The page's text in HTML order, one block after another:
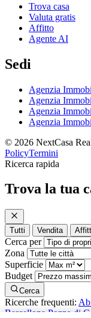
Trova casa
Valuta gratis
Affitto
Agente AI
Sedi
Agenzia
Agenzia
Agenzia
Agenzia
© 2026 NextCasa
PolicyTermini
Ricerca rapida
Trova la tua
Tutti Vendita
Cerca per
Zona
Superficie
Budget
Cerca
Ricerche frequenti:
Barcellona Pozzo di